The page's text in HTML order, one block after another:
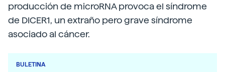
producción de microRNA provoca el síndrome
de DICER1, un extraño pero grave síndrome
asociado al cáncer.
BULETINA